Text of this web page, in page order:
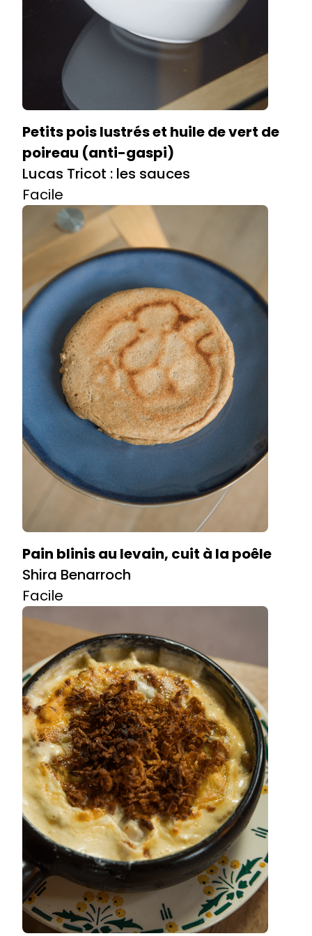
Petits pois lustrés et huile de vert de
poireau (anti-gaspi)
Lucas Tricot : les sauces
Facile
Pain blinis au levain, cuit à la poêle
Shira Benarroch
Facile